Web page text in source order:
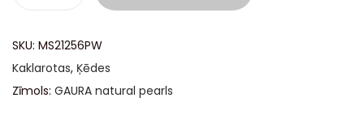
SKU: MS21256PW
Kaklarotas, Ķēdes
Zīmols: GAURA natural pearls